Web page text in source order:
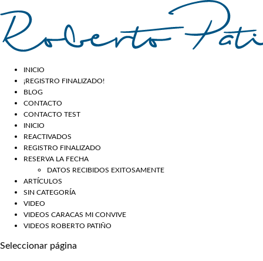
INICIO
¡REGISTRO FINALIZADO!
BLOG
CONTACTO
CONTACTO TEST
INICIO
REACTIVADOS
REGISTRO FINALIZADO
RESERVA LA FECHA
DATOS RECIBIDOS EXITOSAMENTE
ARTÍCULOS
SIN CATEGORÍA
VIDEO
VIDEOS CARACAS MI CONVIVE
VIDEOS ROBERTO PATIÑO
Seleccionar página